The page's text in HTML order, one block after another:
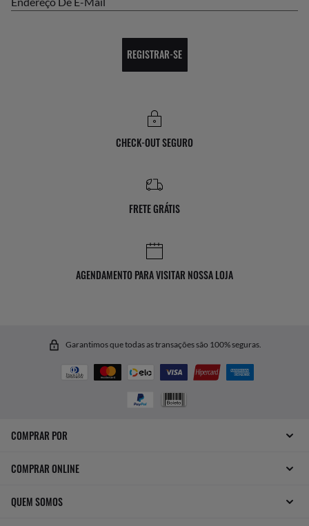
REGISTRAR-SE
CHECK-OUT SEGURO
FRETE GRÁTIS
AGENDAMENTO PARA VISITAR NOSSA LOJA
Garantimos que todas as transações são 100% seguras.
COMPRAR POR
COMPRAR ONLINE
QUEM SOMOS